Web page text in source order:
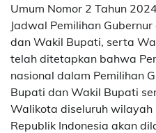
Umum Nomor 2 Tahun
Jadwal Pemilihan
dan Wakil Bupati, serta
telah ditetapkan bahwa
nasional dalam Pemilihan
Bupati dan Wakil Bupati
Walikota diseluruh
Republik Indonesia akan